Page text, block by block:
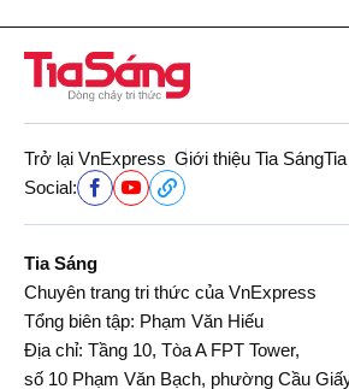
Trở lại VnExpress Giới thiệu Tia Sáng
Social:
Tia Sáng
Chuyên trang tri thức của VnExpress
Tổng biên tập: Phạm Văn Hiếu
Địa chỉ: Tầng 10, Tòa A FPT Tower,
số 10 Phạm Văn Bạch, phường Cầu